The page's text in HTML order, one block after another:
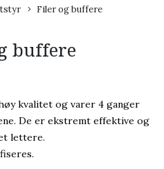
Filer og buffere
buffere
kvalitet og varer 4 ganger
De er ekstremt effektive og
lettere.